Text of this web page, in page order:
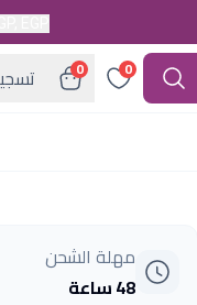
0
0
مهلة الشحن
48 ساعة